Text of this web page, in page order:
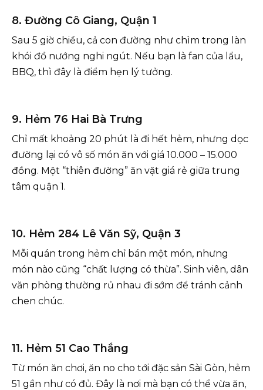
8. Đường Cô Giang, Quận 1
Sau 5 giờ chiều, cả con đường như chìm trong làn
khói đồ nướng nghi ngút. Nếu bạn là fan của lẩu,
BBQ, thì đây là điểm hẹn lý tưởng.
9. Hẻm 76 Hai Bà Trưng
Chỉ mất khoảng 20 phút là đi hết hẻm, nhưng dọc
đường lại có vô số món ăn với giá 10.000 – 15.000
đồng. Một “thiên đường” ăn vặt giá rẻ giữa trung
tâm quận 1.
10. Hẻm 284 Lê Văn Sỹ, Quận 3
Mỗi quán trong hẻm chỉ bán một món, nhưng
món nào cũng “chất lượng có thừa”. Sinh viên, dân
văn phòng thường rủ nhau đi sớm để tránh cảnh
chen chúc.
11. Hẻm 51 Cao Thắng
Từ món ăn chơi, ăn no cho tới đặc sản Sài Gòn, hẻm
51 gần như có đủ. Đây là nơi mà bạn có thể vừa ăn,